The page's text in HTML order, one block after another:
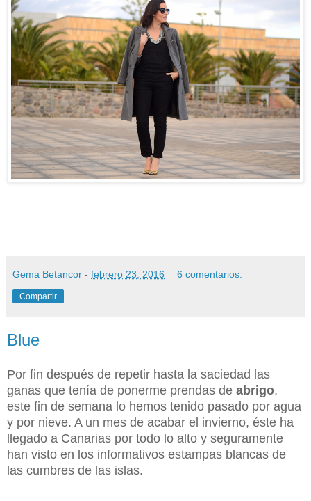
Gema Betancor - febrero 23, 2016 6 comentarios:
Compartir
Blue
Por fin después de repetir hasta la saciedad las
ganas que tenía de ponerme prendas de abrigo,
este fin de semana lo hemos tenido pasado por agua
y por nieve. A un mes de acabar el invierno, éste ha
llegado a Canarias por todo lo alto y seguramente
han visto en los informativos estampas blancas de
las cumbres de las islas.